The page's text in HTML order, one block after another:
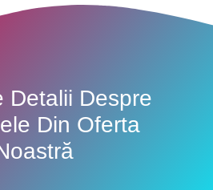
Detalii Despre
Din Oferta